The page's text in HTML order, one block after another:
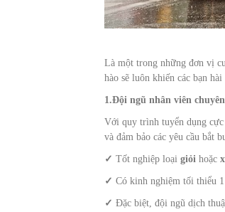
Là một trong những đơn vị
hào sẽ luôn khiến các bạn
1.Đội ngũ nhân viên
Với quy trình tuyển dụng
và đảm bảo các yêu cầu bắt
✓ Tốt nghiệp loại giỏi hoặc
✓ Có kinh nghiệm tối thiểu
✓ Đặc biệt, đội ngũ dịch